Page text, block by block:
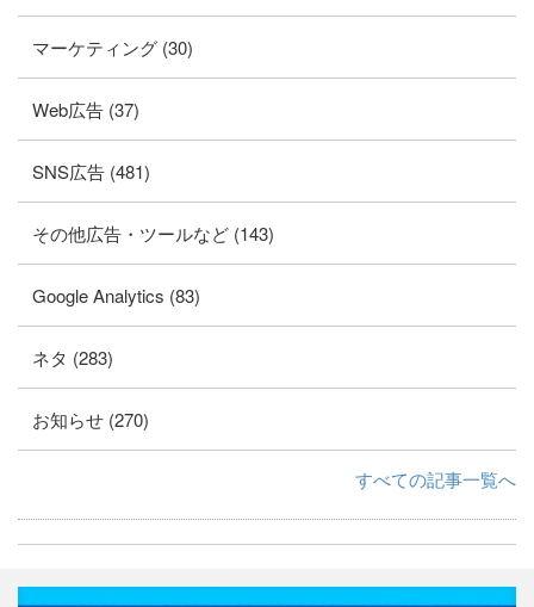
マーケティング (30)
Web広告 (37)
SNS広告 (481)
その他広告・ツールなど (143)
Google Analytics (83)
ネタ (283)
お知らせ (270)
すべての記事一覧へ